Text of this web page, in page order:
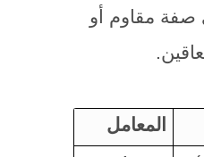
صفة مقاوم أو
المعامل